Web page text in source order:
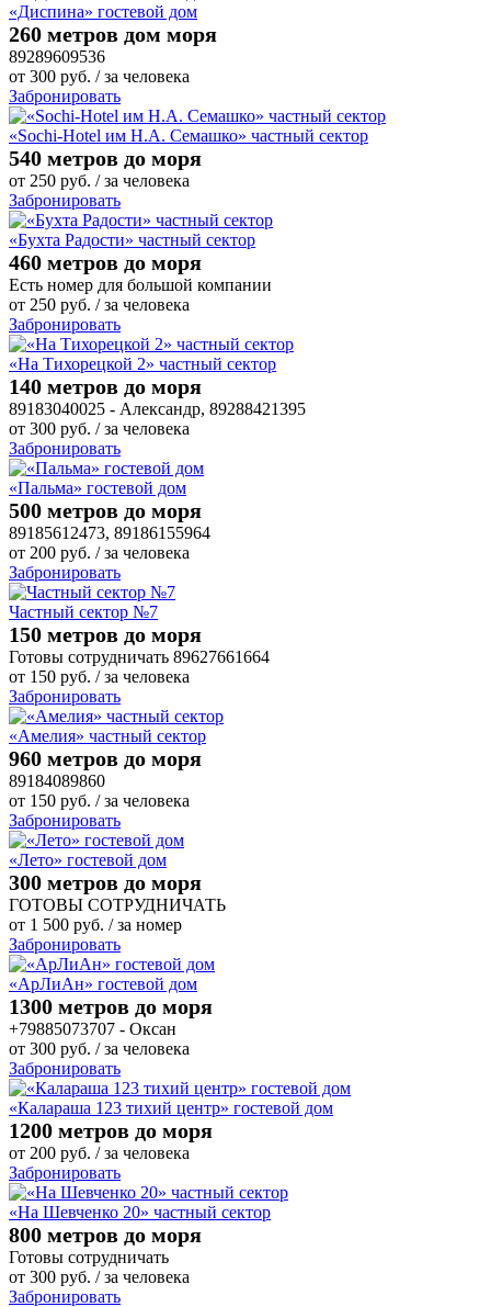
«Диспина» гостевой дом
260 метров дом моря
89289609536
от 300 руб. / за человека
Забронировать
«Sochi-Hotel им Н.А. Семашко» частный сектор
540 метров до моря
от 250 руб. / за человека
Забронировать
«Бухта Радости» частный сектор
460 метров до моря
Есть номер для большой компании
от 250 руб. / за человека
Забронировать
«На Тихорецкой 2» частный сектор
140 метров до моря
89183040025 - Александр, 89288421395
от 300 руб. / за человека
Забронировать
«Пальма» гостевой дом
500 метров до моря
89185612473, 89186155964
от 200 руб. / за человека
Забронировать
Частный сектор №7
150 метров до моря
Готовы сотрудничать 89627661664
от 150 руб. / за человека
Забронировать
«Амелия» частный сектор
960 метров до моря
89184089860
от 150 руб. / за человека
Забронировать
«Лето» гостевой дом
300 метров до моря
ГОТОВЫ СОТРУДНИЧАТЬ
от 1 500 руб. / за номер
Забронировать
«АрЛиАн» гостевой дом
1300 метров до моря
+79885073707 - Оксан
от 300 руб. / за человека
Забронировать
«Калараша 123 тихий центр» гостевой дом
1200 метров до моря
от 200 руб. / за человека
Забронировать
«На Шевченко 20» частный сектор
800 метров до моря
Готовы сотрудничать
от 300 руб. / за человека
Забронировать